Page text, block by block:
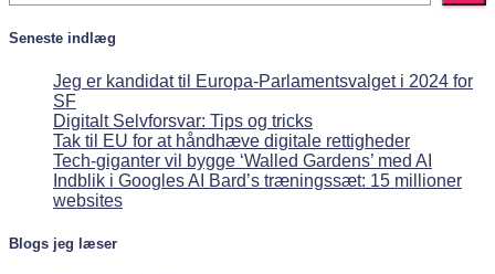
Seneste indlæg
Jeg er kandidat til Europa-Parlamentsvalget i 2024 for
SF
Digitalt Selvforsvar: Tips og tricks
Tak til EU for at håndhæve digitale rettigheder
Tech-giganter vil bygge ‘Walled Gardens’ med AI
Indblik i Googles AI Bard’s træningssæt: 15 millioner
websites
Blogs jeg læser